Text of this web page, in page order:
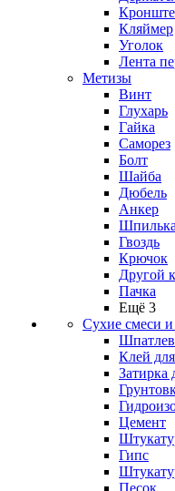
Кляймер
Уголок
Лента
Метизы
Винт
Глухарь
Гайка
Саморез
Болт
Шайба
Дюбель
Анкер
Шпилька
Гвоздь
Крючок
Другой
Пачка
Ещё 3
Сухие смеси
Клей
Затирка
Цемент
Гипс
Песок